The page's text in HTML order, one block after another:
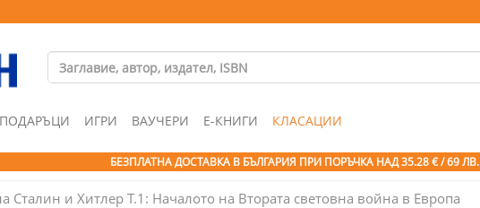
ПОДАРЪЦИ ИГРИ ВАУЧЕРИ Е-КНИГИ КЛАСАЦИИ
БЕЗПЛАТНА ДОСТАВКА В БЪЛГАРИЯ ПРИ ПОРЪЧКА НАД 35.28 € / 69 ЛВ.
Сталин и Хитлер Т.1: Началото на Втората световна война в Европа